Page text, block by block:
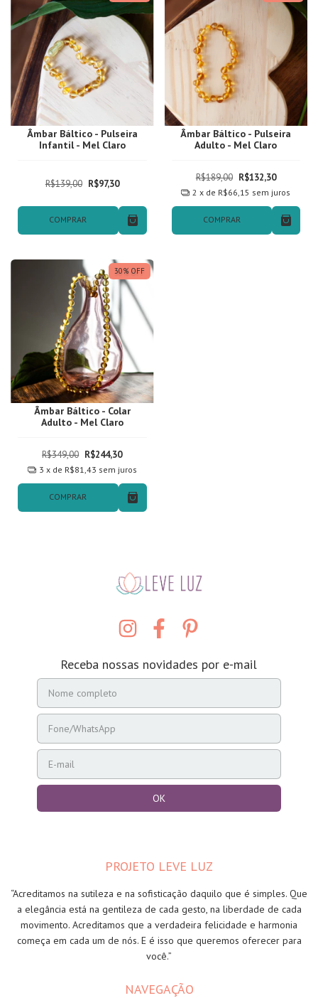
Âmbar Báltico - Pulseira
Infantil - Mel Claro
R$139,00 R$97,30
COMPRAR
Âmbar Báltico - Pulseira
Adulto - Mel Claro
R$189,00 R$132,30
2 x de R$66,15 sem juros
COMPRAR
30% OFF
Âmbar Báltico - Colar
Adulto - Mel Claro
R$349,00 R$244,30
3 x de R$81,43 sem juros
COMPRAR
Receba nossas novidades por e-mail
PROJETO LEVE LUZ
“Acreditamos na sutileza e na sofisticação daquilo que é simples. Que
a elegância está na gentileza de cada gesto, na liberdade de cada
movimento. Acreditamos que a verdadeira felicidade e harmonia
começa em cada um de nós. E é isso que queremos oferecer para
você.”
NAVEGAÇÃO